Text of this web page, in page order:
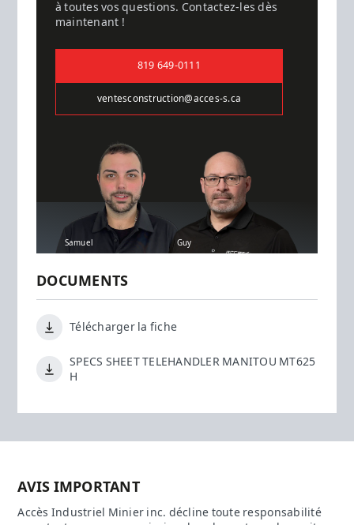
à toutes vos questions. Contactez-les dès
maintenant !
819 649-0111
ventesconstruction@acces-s.ca
Samuel Guy
DOCUMENTS
Télécharger la fiche
SPECS SHEET TELEHANDLER MANITOU MT625
H
AVIS IMPORTANT
Accès Industriel Minier inc. décline toute responsabilité